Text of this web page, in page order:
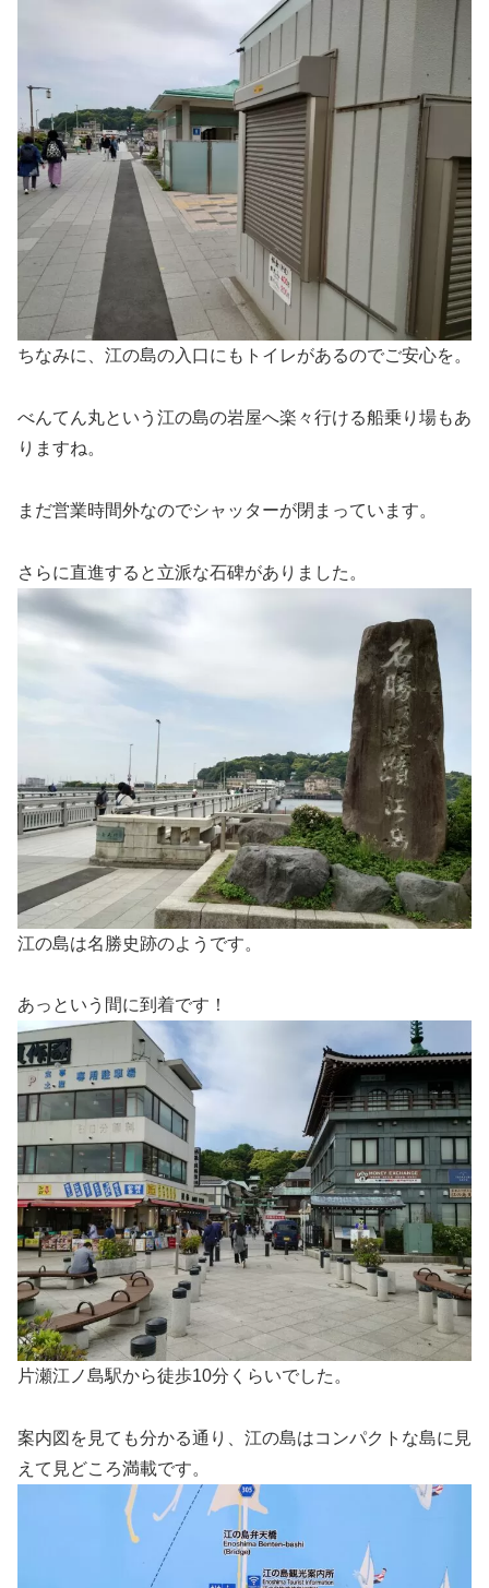
ちなみに、江の島の入口にもトイレがあるのでご安心を。
べんてん丸という江の島の岩屋へ楽々行ける船乗り場もあ
りますね。
まだ営業時間外なのでシャッターが閉まっています。
さらに直進すると立派な石碑がありました。
江の島は名勝史跡のようです。
あっという間に到着です！
片瀬江ノ島駅から徒歩10分くらいでした。
案内図を見ても分かる通り、江の島はコンパクトな島に見
えて見どころ満載です。